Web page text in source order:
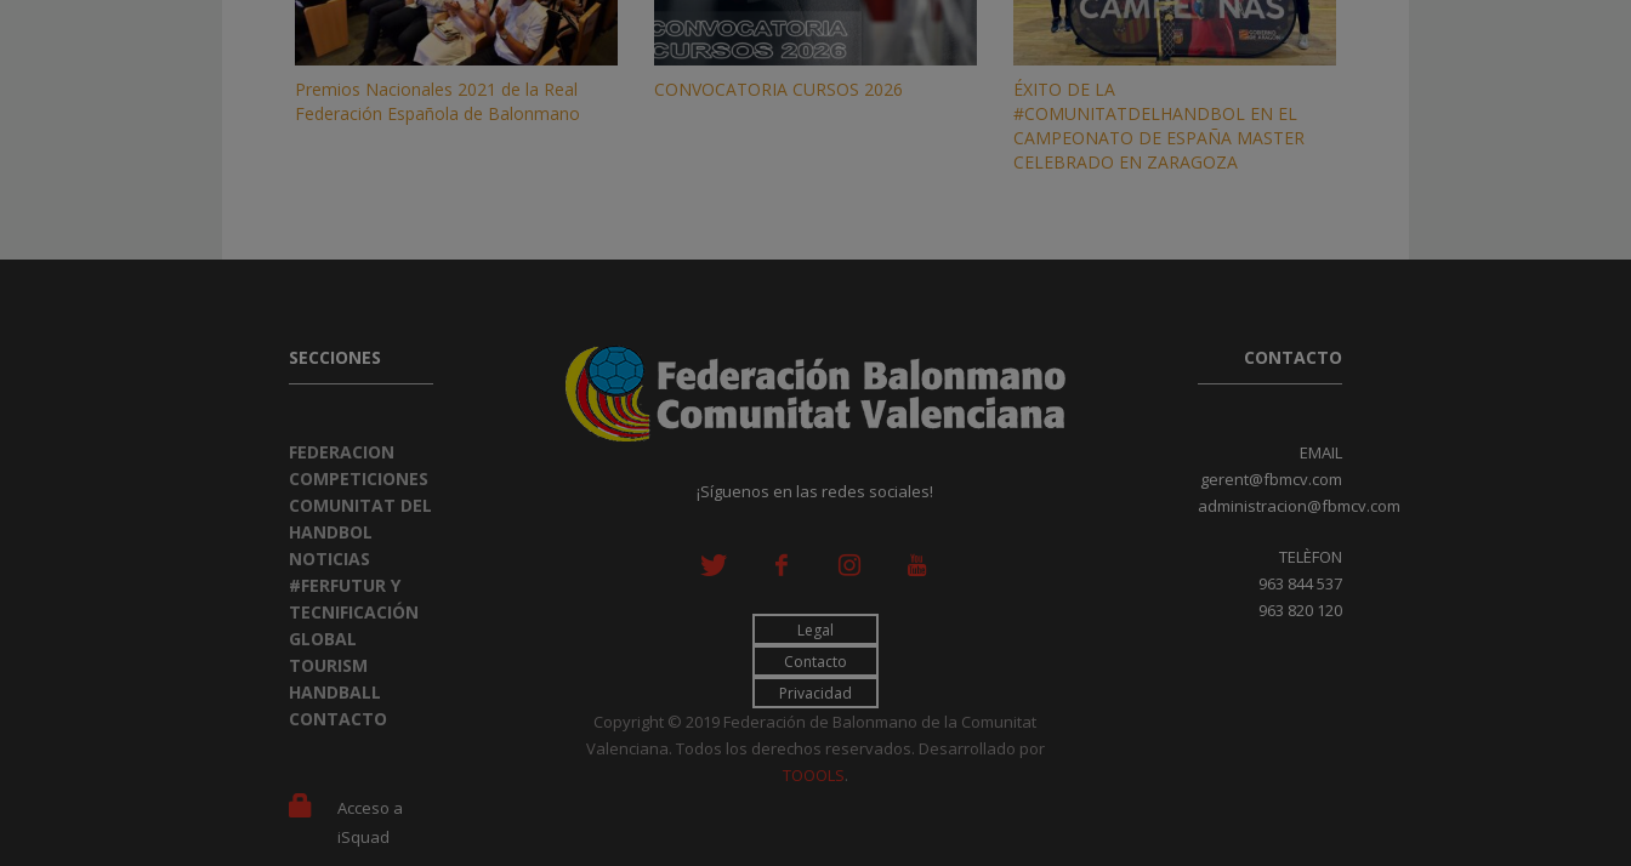
Premios Nacionales 2021 de la Real
Federación Española de Balonmano
CONVOCATORIA CURSOS 2026
ÉXITO DE LA
#COMUNITATDELHANDBOL EN EL
CAMPEONATO DE ESPAÑA MASTER
CELEBRADO EN ZARAGOZA
SECCIONES
FEDERACION
COMPETICIONES
COMUNITAT DEL
HANDBOL
NOTICIAS
#FERFUTUR Y
TECNIFICACIÓN
GLOBAL
TOURISM
HANDBALL
CONTACTO
Acceso a
iSquad
¡Síguenos en las redes sociales!
Legal
Contacto
Privacidad
Copyright © 2019 Federación de Balonmano de la Comunitat
Valenciana. Todos los derechos reservados. Desarrollado por
TOOOLS.
CONTACTO
EMAIL
gerent@fbmcv.com
administracion@fbmcv.com
TELÈFON
963 844 537
963 820 120